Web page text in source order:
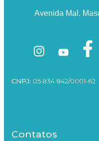
Avenida Mal.
CNPJ: 05.834.842/0001-62
Contatos